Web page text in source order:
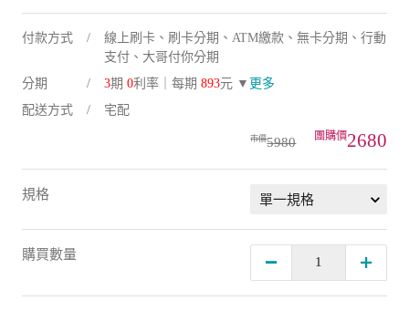
付款方式
線上刷卡、刷卡分期、ATM繳款、無卡分期、行動
支付、大哥付你分期
分期
3期 0利率｜每期 893元 ▼ 更多
配送方式
宅配
5980 2680
規格
購買數量